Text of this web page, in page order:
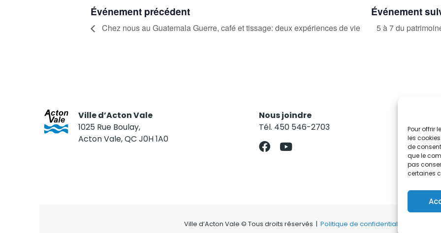
Pour offrir
les
de
que le
pas
certaines
Événement précédent
Chez nous au Guatemala Guerre, café et tissage: deux expériences de vie
Événement
5 à 7 du
Ville d’Acton Vale
1025 Rue Boulay,
Acton Vale, QC J0H 1A0
Nous joindre
Tél. 450 546-2703
Ville d’Acton Vale © Tous droits réservés | Politique de confidentialité